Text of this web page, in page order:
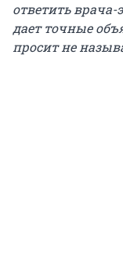
ответить
дает точные
просит не